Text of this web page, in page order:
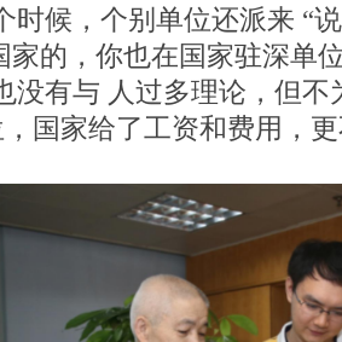
时候，个别单位还派来 “
家的，你也在国家驻深单
没有与 人过多理论，但
国家给了工资和费用，